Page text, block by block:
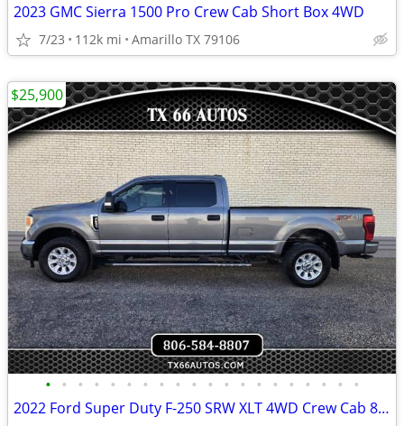
2023 GMC Sierra 1500 Pro Crew Cab Short Box 4WD
7/23 112k mi Amarillo TX 79106
• • • • • • • • • • • • • • • • • • • •
2022 Ford Super Duty F-250 SRW XLT 4WD Crew Cab 8 Box
$25,900